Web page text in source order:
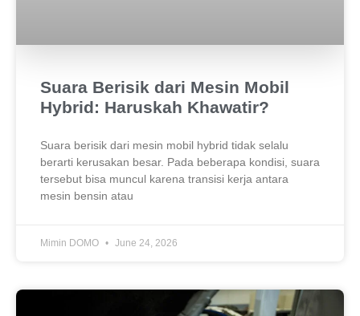
Suara Berisik dari Mesin Mobil
Hybrid: Haruskah Khawatir?
Suara berisik dari mesin mobil hybrid tidak selalu
berarti kerusakan besar. Pada beberapa kondisi, suara
tersebut bisa muncul karena transisi kerja antara
mesin bensin atau
Mimin DOMO June 24, 2026